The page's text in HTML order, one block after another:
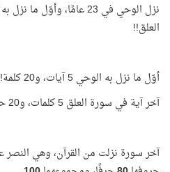
العلق!!
أوّل ما نزل به الوحي 5 آيات، و20 كلمة!
آخر آية في سورة العلق 5 كلمات، و20 حرفًا!
آخر سورة نزلت من القرآن، وهي النصر